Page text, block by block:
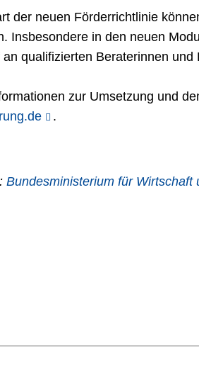
der neuen Förderrichtlinie
Insbesondere in den neuen
an qualifizierten Beraterinnen und
zur Umsetzung und
.
Bundesministerium für Wirtschaft